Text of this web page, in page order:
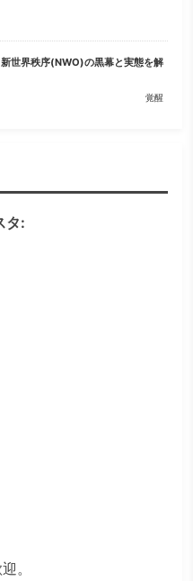
新世界秩序(NWO)の黒幕と実態を解
覚醒
タ:
。